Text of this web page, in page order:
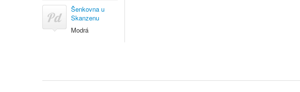
Šenkovna u
Skanzenu
Modrá